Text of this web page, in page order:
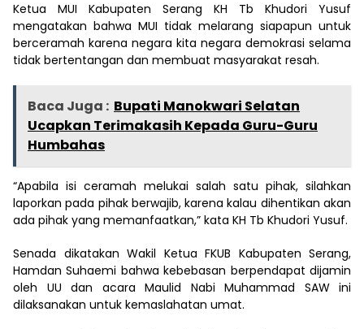
Ketua MUI Kabupaten Serang KH Tb Khudori Yusuf
mengatakan bahwa MUI tidak melarang siapapun untuk
berceramah karena negara kita negara demokrasi selama
tidak bertentangan dan membuat masyarakat resah.
Baca Juga : Bupati Manokwari Selatan
Ucapkan Terimakasih Kepada Guru-Guru
Humbahas
“Apabila isi ceramah melukai salah satu pihak, silahkan
laporkan pada pihak berwajib, karena kalau dihentikan akan
ada pihak yang memanfaatkan,” kata KH Tb Khudori Yusuf.
Senada dikatakan Wakil Ketua FKUB Kabupaten Serang,
Hamdan Suhaemi bahwa kebebasan berpendapat dijamin
oleh UU dan acara Maulid Nabi Muhammad SAW ini
dilaksanakan untuk kemaslahatan umat.